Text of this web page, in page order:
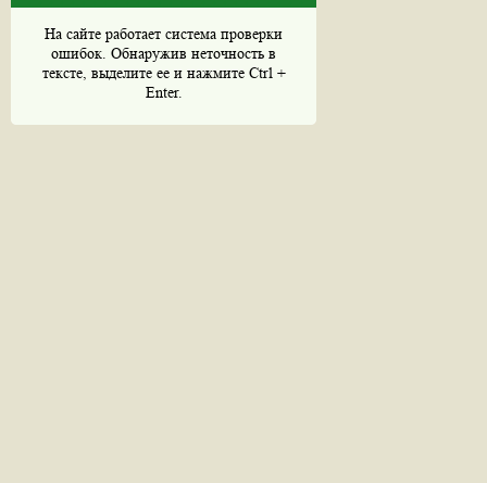
На сайте работает система проверки
ошибок. Обнаружив неточность в
тексте, выделите ее и нажмите Ctrl +
Enter.